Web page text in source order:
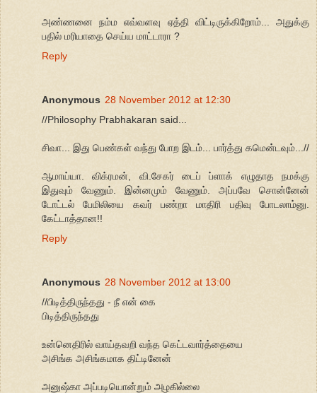
அண்ணனை நம்ம எவ்வளவு ஏத்தி விட்டிருக்கிறோம்... அதுக்கு
பதில் மரியாதை செய்ய மாட்டாரா ?
Reply
Anonymous 28 November 2012 at 12:30
//Philosophy Prabhakaran said...
சிவா... இது பெண்கள் வந்து போற இடம்... பார்த்து கமென்டவும்...//
ஆமாய்யா. விக்ரமன், வி.சேகர் டைப் ப்ளாக் எழுதாத நமக்கு
இதுவும் வேணும். இன்னமும் வேணும். அப்பவே சொன்னேன்
டோட்டல் பேமிலியை கவர் பண்றா மாதிரி பதிவு போடலாம்னு.
கேட்டாத்தான!!
Reply
Anonymous 28 November 2012 at 13:00
//பிடித்திருந்தது - நீ என் கை
பிடித்திருந்தது
உன்னெதிரில் வாய்தவறி வந்த கெட்டவார்த்தையை
அசிங்க அசிங்கமாக திட்டினேன்
அனுஷ்கா அப்படியொன்றும் அழகில்லை